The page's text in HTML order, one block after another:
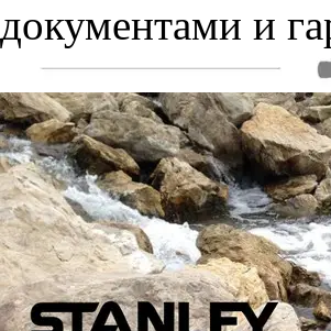
документами и